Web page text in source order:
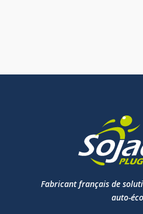
Fabricant français de
auto-